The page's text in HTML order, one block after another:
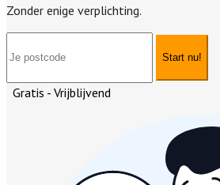
Zonder enige verplichting.
Start nu!
Gratis - Vrijblijvend